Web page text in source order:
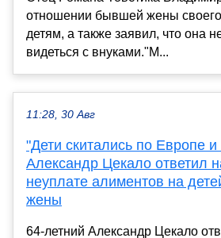
отношении бывшей жены
детям, а также заявил, что она
видеться с внуками."М...
11:28, 30 Авг
"Дети скитались по Европе и
Александр Цекало ответил
неуплате алиментов на
жены
64-летний Александр Цекало